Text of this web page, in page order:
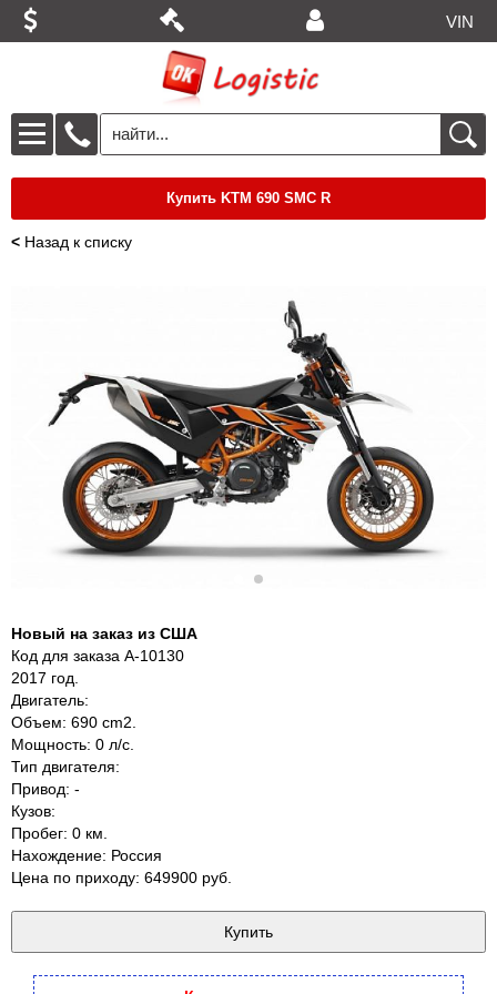
VIN
Купить KTM 690 SMC R
< Назад к списку
Новый на заказ из США
Код для заказа A-10130
2017 год.
Двигатель:
Объем: 690 cm2.
Мощность: 0 л/с.
Тип двигателя:
Привод: -
Кузов:
Пробег: 0 км.
Нахождение: Россия
Цена по приходу: 649900 руб.